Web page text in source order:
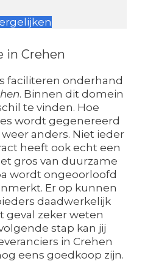
in Crehen
faciliteren onderhand
. Binnen dit domein
te vinden. Hoe
wordt gegenereerd
anders. Niet ieder
heeft ook echt een
gros van duurzame
wordt ongeoorloofd
Er op kunnen
daadwerkelijk
geval zeker weten
stap kan jij
in Crehen
eens goedkoop zijn.